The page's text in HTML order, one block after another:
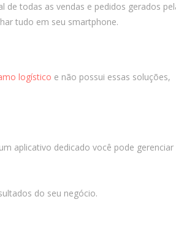
outubro 2024
julho 2024
outubro 2023
todas as vendas e pedidos gerados
tudo em seu smartphone.
logístico e não possui essas soluções,
aplicativo dedicado você pode gerenciar
do seu negócio.